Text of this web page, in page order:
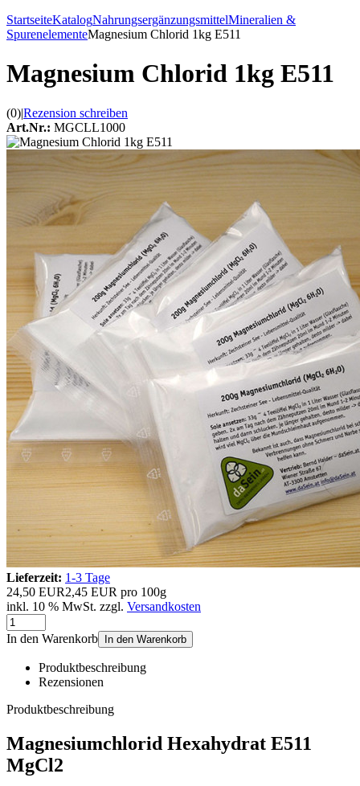
StartseiteKatalogNahrungsergänzungsmittelMineralien &
SpurenelementeMagnesium Chlorid 1kg E511
Magnesium Chlorid 1kg E511
(0)|Rezension schreiben
Art.Nr.: MGCLL1000
Lieferzeit: 1-3 Tage
24,50 EUR2,45 EUR pro 100g
inkl. 10 % MwSt. zzgl. Versandkosten
In den Warenkorb In den Warenkorb
Produktbeschreibung
Rezensionen
Produktbeschreibung
Magnesiumchlorid Hexahydrat E511
MgCl2